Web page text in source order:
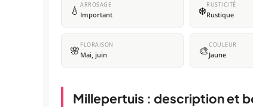
💧 ARROSAGE
Important ❄️RUSTICITÉ
Rustique
🌸 FLORAISON
Mai, juin 🎨COULEUR
Jaune
Millepertuis : description et